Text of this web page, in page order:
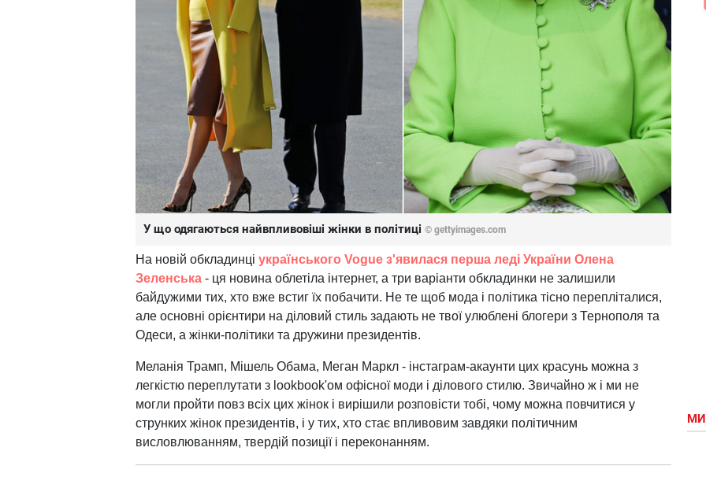
У що одягаються найвпливовіші жінки в політиці © gettyimages.com
На новій обкладинці українського Vogue з'явилася перша леді України Олена
Зеленська - ця новина облетіла інтернет, а три варіанти обкладинки не залишили
байдужими тих, хто вже встиг їх побачити. Не те щоб мода і політика тісно перепліталися,
але основні орієнтири на діловий стиль задають не твої улюблені блогери з Тернополя та
Одеси, а жінки-політики та дружини президентів.
Меланія Трамп, Мішель Обама, Меган Маркл - інстаграм-акаунти цих красунь можна з
легкістю переплутати з lookbook'ом офісної моди і ділового стилю. Звичайно ж і ми не
могли пройти повз всіх цих жінок і вирішили розповісти тобі, чому можна повчитися у
струнких жінок президентів, і у тих, хто стає впливовим завдяки політичним
висловлюванням, твердій позиції і переконанням.